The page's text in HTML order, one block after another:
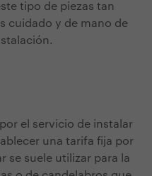
tipo de piezas tan
cuidado y de mano de
el servicio de instalar
una tarifa fija por
se suele utilizar para la